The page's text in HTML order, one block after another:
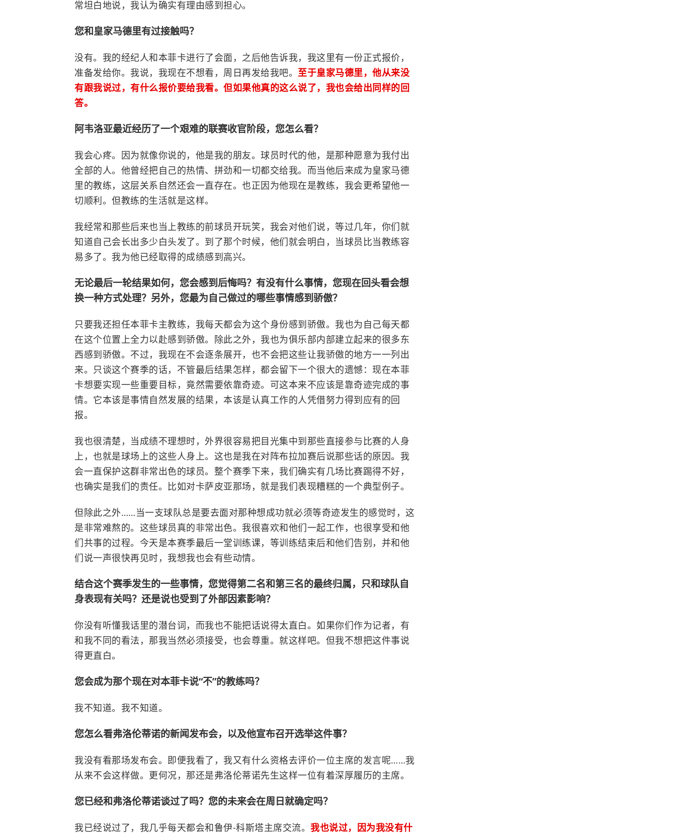
常坦白地说，我认为确实有理由感到担心。
您和皇家马德里有过接触吗？
没有。我的经纪人和本菲卡进行了会面，之后他告诉我，我这里有一份正式报价，
准备发给你。我说，我现在不想看，周日再发给我吧。 至于皇家马德里，他从来没
有跟我说过，有什么报价要给我看。但如果他真的这么说了，我也会给出同样的回
答。
阿韦洛亚最近经历了一个艰难的联赛收官阶段，您怎么看？
我会心疼。因为就像你说的，他是我的朋友。球员时代的他，是那种愿意为我付出
全部的人。他曾经把自己的热情、拼劲和一切都交给我。而当他后来成为皇家马德
里的教练，这层关系自然还会一直存在。也正因为他现在是教练，我会更希望他一
切顺利。但教练的生活就是这样。
我经常和那些后来也当上教练的前球员开玩笑，我会对他们说，等过几年，你们就
知道自己会长出多少白头发了。到了那个时候，他们就会明白，当球员比当教练容
易多了。我为他已经取得的成绩感到高兴。
无论最后一轮结果如何，您会感到后悔吗？有没有什么事情，您现在回头看会想
换一种方式处理？另外，您最为自己做过的哪些事情感到骄傲？
只要我还担任本菲卡主教练，我每天都会为这个身份感到骄傲。我也为自己每天都
在这个位置上全力以赴感到骄傲。除此之外，我也为俱乐部内部建立起来的很多东
西感到骄傲。不过，我现在不会逐条展开，也不会把这些让我骄傲的地方一一列出
来。只谈这个赛季的话，不管最后结果怎样，都会留下一个很大的遗憾：现在本菲
卡想要实现一些重要目标，竟然需要依靠奇迹。可这本来不应该是靠奇迹完成的事
情。它本该是事情自然发展的结果，本该是认真工作的人凭借努力得到应有的回
报。
我也很清楚，当成绩不理想时，外界很容易把目光集中到那些直接参与比赛的人身
上，也就是球场上的这些人身上。这也是我在对阵布拉加赛后说那些话的原因。我
会一直保护这群非常出色的球员。整个赛季下来，我们确实有几场比赛踢得不好，
也确实是我们的责任。比如对卡萨皮亚那场，就是我们表现糟糕的一个典型例子。
但除此之外……当一支球队总是要去面对那种想成功就必须等奇迹发生的感觉时，这
是非常难熬的。这些球员真的非常出色。我很喜欢和他们一起工作，也很享受和他
们共事的过程。今天是本赛季最后一堂训练课，等训练结束后和他们告别，并和他
们说一声很快再见时，我想我也会有些动情。
结合这个赛季发生的一些事情，您觉得第二名和第三名的最终归属，只和球队自
身表现有关吗？还是说也受到了外部因素影响？
你没有听懂我话里的潜台词，而我也不能把话说得太直白。如果你们作为记者，有
和我不同的看法，那我当然必须接受，也会尊重。就这样吧。但我不想把这件事说
得更直白。
您会成为那个现在对本菲卡说“不”的教练吗？
我不知道。我不知道。
您怎么看弗洛伦蒂诺的新闻发布会，以及他宣布召开选举这件事？
我没有看那场发布会。即便我看了，我又有什么资格去评价一位主席的发言呢……我
从来不会这样做。更何况，那还是弗洛伦蒂诺先生这样一位有着深厚履历的主席。
您已经和弗洛伦蒂诺谈过了吗？您的未来会在周日就确定吗？
我已经说过了，我几乎每天都会和鲁伊-科斯塔主席交流。 我也说过，因为我没有什